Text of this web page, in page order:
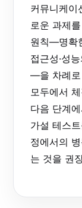
커뮤니케이
로운 과제
원칙—명확
접근성·성
—을 차례로
모두에서
다음 단계
가설 테스
정에서의
는 것을 권